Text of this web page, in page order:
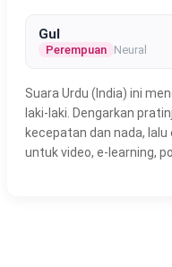
Gul
Perempuan Neural
Suara Urdu (India) ini
laki-laki. Dengarkan
kecepatan dan nada,
untuk video, e-learning,